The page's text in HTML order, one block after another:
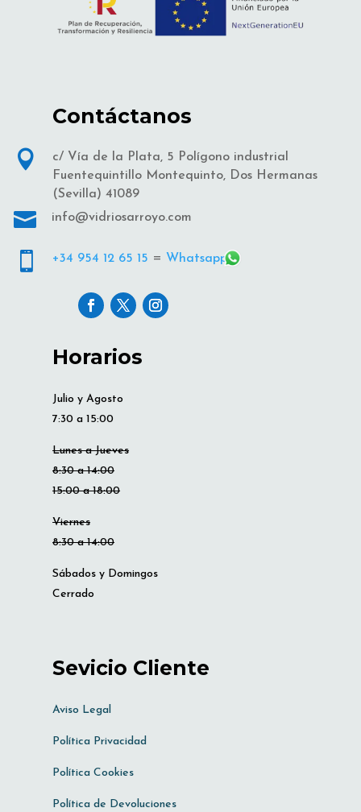
Contáctanos

c/ Vía de la Plata, 5 Polígono industrial
Fuentequintillo Montequinto, Dos Hermanas
(Sevilla) 41089
 info@vidriosarroyo.com
 +34 954 12 65 15 = Whatsapp
Horarios
Julio y Agosto
7:30 a 15:00
Lunes a Jueves
8:30 a 14:00
15:00 a 18:00
Viernes
8:30 a 14:00
Sábados y Domingos
Cerrado
Sevicio Cliente
Aviso Legal
Política Privacidad
Política Cookies
Política de Devoluciones